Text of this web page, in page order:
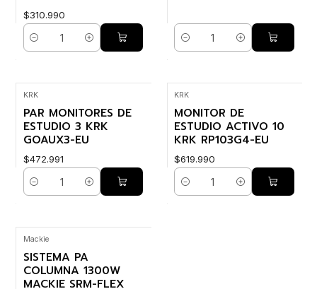
$310.990
Cantidad Cantidad
KRK
PAR MONITORES DE
ESTUDIO 3 KRK
GOAUX3-EU
$472.991
Cantidad
KRK
MONITOR DE
ESTUDIO ACTIVO 10
KRK RP103G4-EU
$619.990
Cantidad
Mackie
SISTEMA PA
COLUMNA 1300W
MACKIE SRM-FLEX